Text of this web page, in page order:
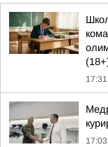
17:31
17:03